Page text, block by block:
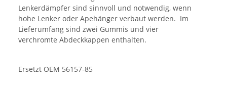
Lenkerdämpfer sind sinnvoll und notwendig, wenn
hohe Lenker oder Apehänger verbaut werden. Im
Lieferumfang sind zwei Gummis und vier
verchromte Abdeckkappen enthalten.
Ersetzt OEM 56157-85